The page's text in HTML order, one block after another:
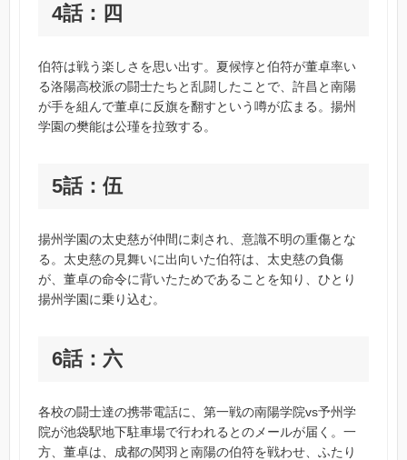
4話：四
伯符は戦う楽しさを思い出す。夏候惇と伯符が董卓率い
る洛陽高校派の闘士たちと乱闘したことで、許昌と南陽
が手を組んで董卓に反旗を翻すという噂が広まる。揚州
学園の樊能は公瑾を拉致する。
5話：伍
揚州学園の太史慈が仲間に刺され、意識不明の重傷とな
る。太史慈の見舞いに出向いた伯符は、太史慈の負傷
が、董卓の命令に背いたためであることを知り、ひとり
揚州学園に乗り込む。
6話：六
各校の闘士達の携帯電話に、第一戦の南陽学院vs予州学
院が池袋駅地下駐車場で行われるとのメールが届く。一
方、董卓は、成都の関羽と南陽の伯符を戦わせ、ふたり